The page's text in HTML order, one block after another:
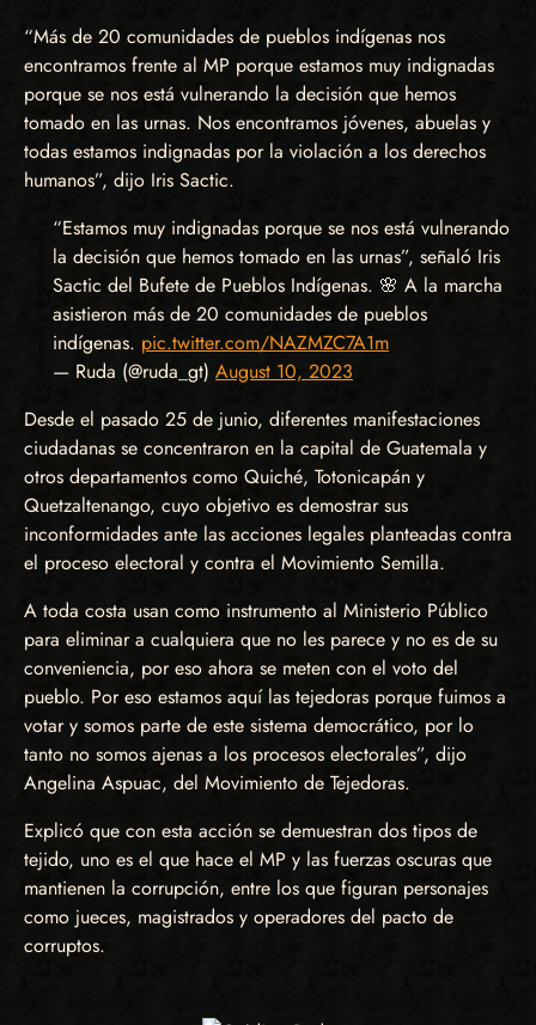
“Más de 20 comunidades de pueblos indígenas nos
encontramos frente al MP porque estamos muy indignadas
porque se nos está vulnerando la decisión que hemos
tomado en las urnas. Nos encontramos jóvenes, abuelas y
todas estamos indignadas por la violación a los derechos
humanos”, dijo Iris Sactic.
“Estamos muy indignadas porque se nos está vulnerando
la decisión que hemos tomado en las urnas”, señaló Iris
Sactic del Bufete de Pueblos Indígenas. 🌸 A la marcha
asistieron más de 20 comunidades de pueblos
indígenas. pic.twitter.com/NAZMZC7A1m
— Ruda (@ruda_gt) August 10, 2023
Desde el pasado 25 de junio, diferentes manifestaciones
ciudadanas se concentraron en la capital de Guatemala y
otros departamentos como Quiché, Totonicapán y
Quetzaltenango, cuyo objetivo es demostrar sus
inconformidades ante las acciones legales planteadas contra
el proceso electoral y contra el Movimiento Semilla.
A toda costa usan como instrumento al Ministerio Público
para eliminar a cualquiera que no les parece y no es de su
conveniencia, por eso ahora se meten con el voto del
pueblo. Por eso estamos aquí las tejedoras porque fuimos a
votar y somos parte de este sistema democrático, por lo
tanto no somos ajenas a los procesos electorales”, dijo
Angelina Aspuac, del Movimiento de Tejedoras.
Explicó que con esta acción se demuestran dos tipos de
tejido, uno es el que hace el MP y las fuerzas oscuras que
mantienen la corrupción, entre los que figuran personajes
como jueces, magistrados y operadores del pacto de
corruptos.